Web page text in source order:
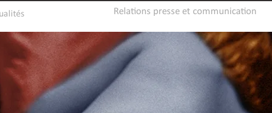
Relations presse et communication